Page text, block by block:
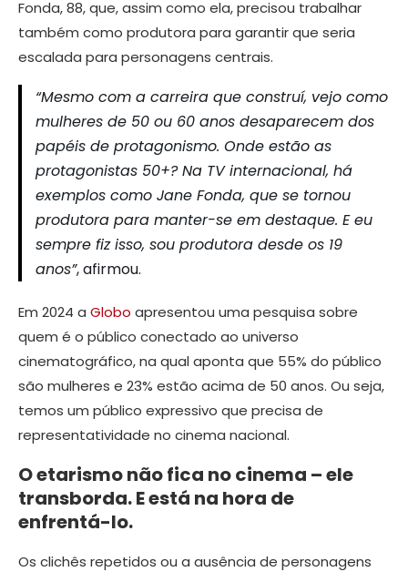
Fonda, 88, que, assim como ela, precisou trabalhar
também como produtora para garantir que seria
escalada para personagens centrais.
“Mesmo com a carreira que construí, vejo como
mulheres de 50 ou 60 anos desaparecem dos
papéis de protagonismo. Onde estão as
protagonistas 50+? Na TV internacional, há
exemplos como Jane Fonda, que se tornou
produtora para manter-se em destaque. E eu
sempre fiz isso, sou produtora desde os 19
anos”, afirmou.
Em 2024 a Globo apresentou uma pesquisa sobre
quem é o público conectado ao universo
cinematográfico, na qual aponta que 55% do público
são mulheres e 23% estão acima de 50 anos. Ou seja,
temos um público expressivo que precisa de
representatividade no cinema nacional.
O etarismo não fica no cinema – ele
transborda. E está na hora de
enfrentá-lo.
Os clichês repetidos ou a ausência de personagens